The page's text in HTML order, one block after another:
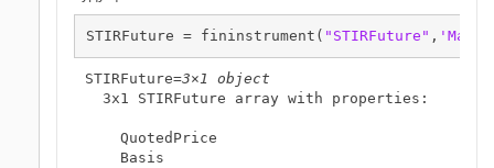
STIRFuture = fininstrument( "STIRFuture" ,
STIRFuture=3×1 object
  3x1 STIRFuture array with properties:
    QuotedPrice
    Basis